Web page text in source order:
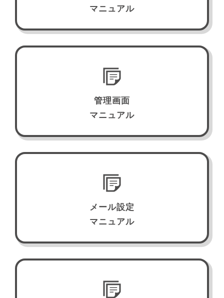
マニュアル
管理画面
マニュアル
メール設定
マニュアル